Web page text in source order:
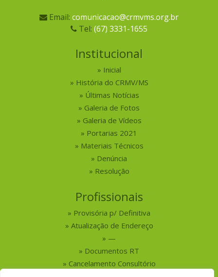
Email: comunicacao@crmvms.org.br
Tel: (67) 3331-1655
Institucional
Inicial
História do CRMV/MS
Últimas Notícias
Galeria de Fotos
Galeria de Vídeos
Portarias 2021
Materiais Técnicos
Denúncia
Resolução
Profissionais
Provisória p/ Definitiva
Atualização de Endereço
—
Documentos RT
Cancelamento Consultório